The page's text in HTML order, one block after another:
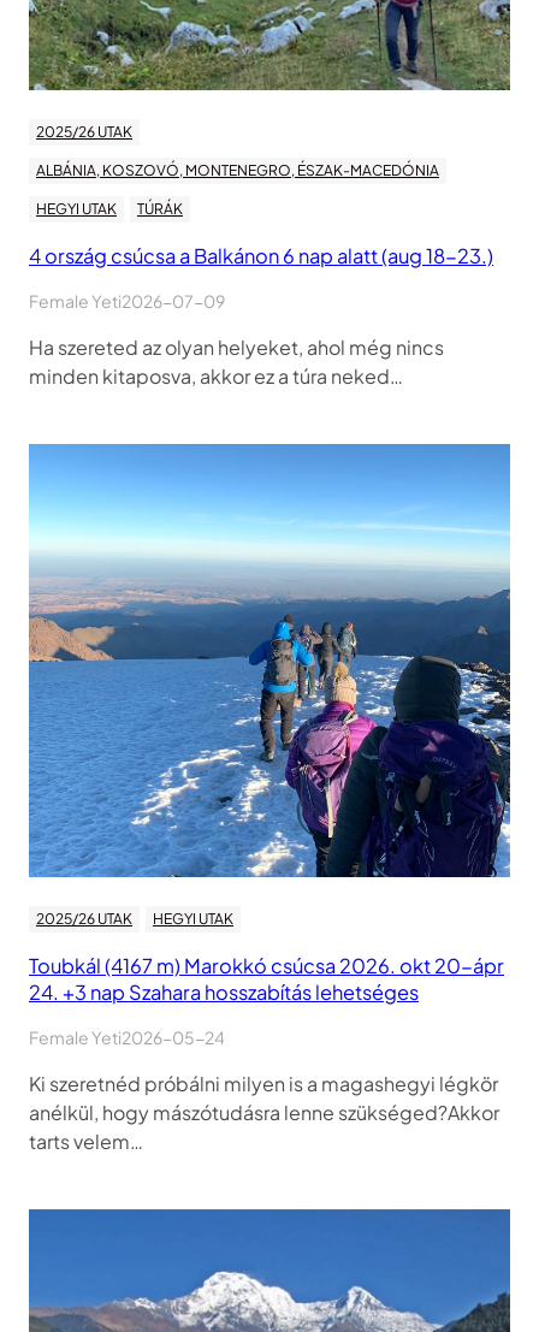
2025/26 UTAK
ALBÁNIA, KOSZOVÓ, MONTENEGRO, ÉSZAK-MACEDÓNIA
HEGYI UTAK TÚRÁK
4 ország csúcsa a Balkánon 6 nap alatt (aug 18-23.)
Female Yeti2026-07-09
Ha szereted az olyan helyeket, ahol még nincs
minden kitaposva, akkor ez a túra neked…
2025/26 UTAK HEGYI UTAK
Toubkál (4167 m) Marokkó csúcsa 2026. okt 20-ápr
24. +3 nap Szahara hosszabítás lehetséges
Female Yeti2026-05-24
Ki szeretnéd próbálni milyen is a magashegyi légkör
anélkül, hogy mászótudásra lenne szükséged?Akkor
tarts velem…